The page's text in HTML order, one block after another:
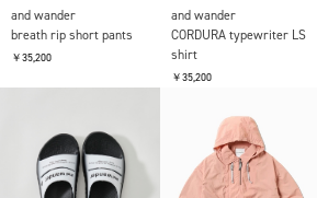
and wander
breath rip short pants
￥35,200
and wander
CORDURA typewriter LS
shirt
￥35,200